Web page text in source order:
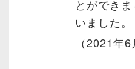
とができ
いました。
（2021年6